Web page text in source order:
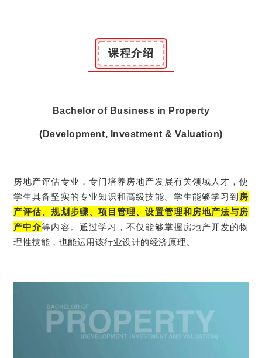
课程介绍
Bachelor of Business in Property
(Development, Investment & Valuation)
房地产评估专业，专门培养房地产发展有关领域人才，使
学生具备坚实的专业知识和高级技能。 学生能够学习到 房
产评估、规划步骤、项目管理、设置管理和房地产法与房
产中介等内容。通过学习，不仅能够掌握房地产开发的物
理性技能，也能运用该行业设计的经济原理。